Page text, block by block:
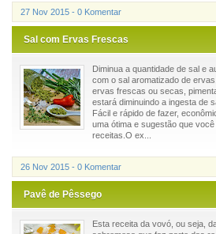
27 Nov 2015 - 0 Komentar
Sal com Ervas Frescas
Diminua a quantidade de sal e
com o sal aromatizado de
ervas frescas ou secas,
estará diminuindo a ingesta de
Fácil e rápido de fazer,
uma ótima e sugestão que
receitas.O ex...
26 Nov 2015 - 0 Komentar
Pavê de Pêssego
Esta receita da vovó, ou seja,